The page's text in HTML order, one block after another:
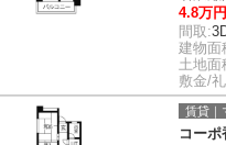
4.8万円
間取:
建物面
土地面
敷金/
賃貸｜
コーポ